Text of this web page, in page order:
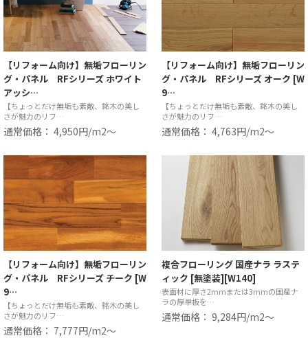
【リフォーム向け】無垢フローリン
グ・パネル RFシリーズ ホワイト
アッシ…
【ちょっとだけ無垢も素敵、銘木の美し
さが魅力のリフ…
通常価格： 4,950円/m2〜
【リフォーム向け】無垢フローリン
グ・パネル RFシリーズ オーク [W
9…
【ちょっとだけ無垢も素敵、銘木の美し
さが魅力のリフ…
通常価格： 4,763円/m2〜
【リフォーム向け】無垢フローリン
グ・パネル RFシリーズ チーク [W
9…
【ちょっとだけ無垢も素敵、銘木の美し
さが魅力のリフ…
通常価格： 7,777円/m2〜
複合フローリング 国産ナラ ラステ
ィック [無塗装][W140]
表面材に厚さ2mmまたは3mmの国産ナ
ラの厚単板を…
通常価格： 9,284円/m2〜